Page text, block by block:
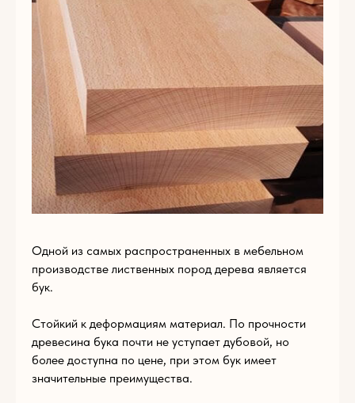
Одной из самых распространенных в мебельном
производстве лиственных пород дерева является
бук.
Стойкий к деформациям материал. По прочности
древесина бука почти не уступает дубовой, но
более доступна по цене, при этом бук имеет
значительные преимущества.
Пишите нампо
любым
вопросам